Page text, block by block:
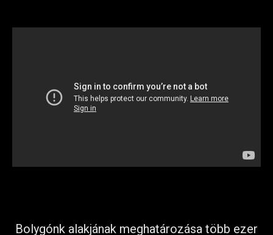
Bolygónk alakjának meghatározása több ezer